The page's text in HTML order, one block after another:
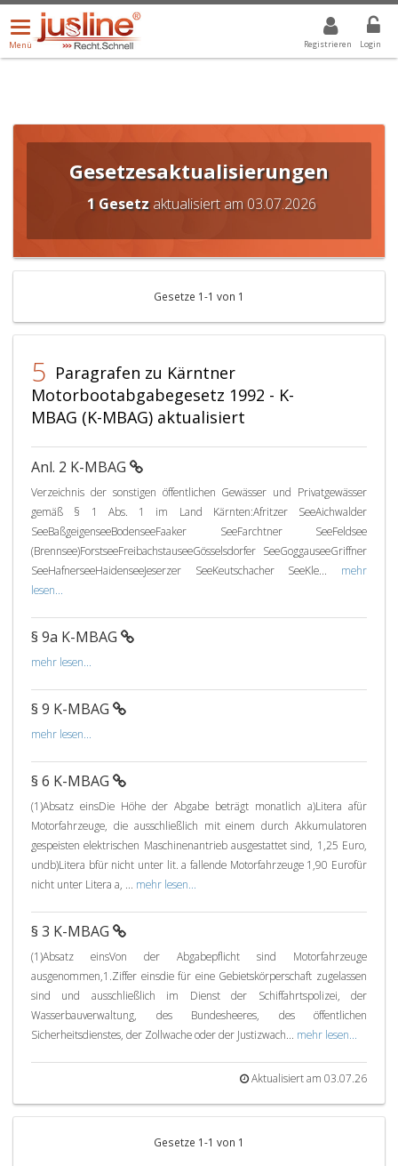
Registrieren Login
Menü
öffnen/schließen
Menü
ALLE DROPDOWN: GEWÄHLTER WERT IST ALLE
Gesetzesaktualisierungen
1 Gesetzaktualisiert am 03.07.2026
Gesetze 1-1 von 1
5 Paragrafen zu Kärntner
Motorbootabgabegesetz 1992 - K-
MBAG (K-MBAG) aktualisiert
Anl. 2 K-MBAG
Verzeichnis der sonstigen öffentlichen Gewässer und Privatgewässer
gemäß § 1 Abs. 1 im Land Kärnten:Afritzer SeeAichwalder
SeeBaßgeigenseeBodenseeFaaker SeeFarchtner SeeFeldsee
(Brennsee)ForstseeFreibachstauseeGösselsdorfer SeeGoggauseeGriffner
SeeHafnerseeHaidenseeJeserzer SeeKeutschacher SeeKle... mehr
lesen...
§ 9a K-MBAG
mehr lesen...
§ 9 K-MBAG
mehr lesen...
§ 6 K-MBAG
(1)Absatz einsDie Höhe der Abgabe beträgt monatlich a)Litera afür
Motorfahrzeuge, die ausschließlich mit einem durch Akkumulatoren
gespeisten elektrischen Maschinenantrieb ausgestattet sind, 1,25 Euro,
undb)Litera bfür nicht unter lit. a fallende Motorfahrzeuge 1,90 Eurofür
nicht unter Litera a, ... mehr lesen...
§ 3 K-MBAG
(1)Absatz einsVon der Abgabepflicht sind Motorfahrzeuge
ausgenommen,1.Ziffer einsdie für eine Gebietskörperschaft zugelassen
sind und ausschließlich im Dienst der Schiffahrtspolizei, der
Wasserbauverwaltung, des Bundesheeres, des öffentlichen
Sicherheitsdienstes, der Zollwache oder der Justizwach... mehr lesen...
Aktualisiert am 03.07.26
Gesetze 1-1 von 1